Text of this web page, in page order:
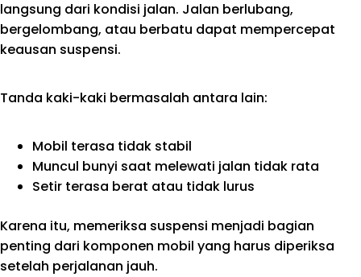
langsung dari kondisi jalan. Jalan berlubang,
bergelombang, atau berbatu dapat mempercepat
keausan suspensi.
Tanda kaki-kaki bermasalah antara lain:
Mobil terasa tidak stabil
Muncul bunyi saat melewati jalan tidak rata
Setir terasa berat atau tidak lurus
Karena itu, memeriksa suspensi menjadi bagian
penting dari komponen mobil yang harus diperiksa
setelah perjalanan jauh.